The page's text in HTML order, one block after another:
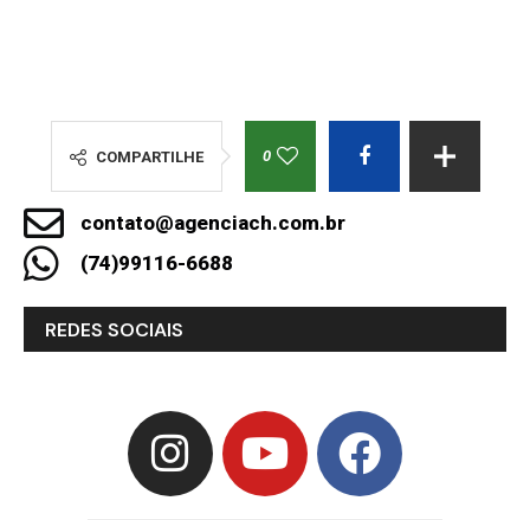
COMPARTILHE 0
contato@agenciach.com.br
(74)99116-6688
REDES SOCIAIS